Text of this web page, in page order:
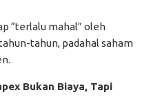
“terlalu mahal” oleh
tahun, padahal saham
Bukan Biaya, Tapi